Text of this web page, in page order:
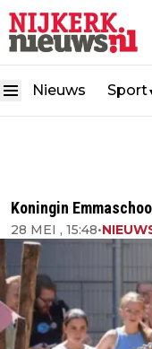
Nieuws Sport
Koningin
28 MEI , 15:48•